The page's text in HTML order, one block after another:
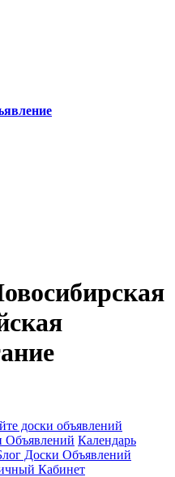
доски объявлений
Объявлений Календарь
Доски Объявлений
Кабинет